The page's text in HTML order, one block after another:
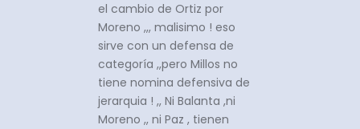
el cambio de Ortiz por
Moreno ,,, malisimo ! eso
sirve con un defensa de
categoría ,,pero Millos no
tiene nomina defensiva de
jerarquia ! ,, Ni Balanta ,ni
Moreno ,, ni Paz , tienen